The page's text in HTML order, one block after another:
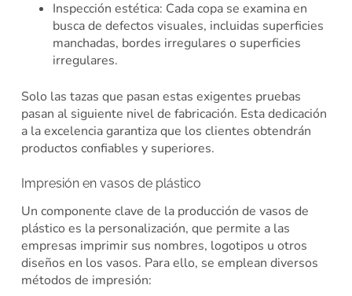
Inspección estética: Cada copa se examina en
busca de defectos visuales, incluidas superficies
manchadas, bordes irregulares o superficies
irregulares.
Solo las tazas que pasan estas exigentes pruebas
pasan al siguiente nivel de fabricación. Esta dedicación
a la excelencia garantiza que los clientes obtendrán
productos confiables y superiores.
Impresión en vasos de plástico
Un componente clave de la producción de vasos de
plástico es la personalización, que permite a las
empresas imprimir sus nombres, logotipos u otros
diseños en los vasos. Para ello, se emplean diversos
métodos de impresión: